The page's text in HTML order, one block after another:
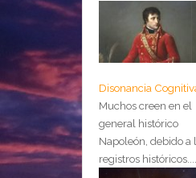
Disonancia
Muchos creen en el
general histórico
Napoleón, debido a
registros históricos....